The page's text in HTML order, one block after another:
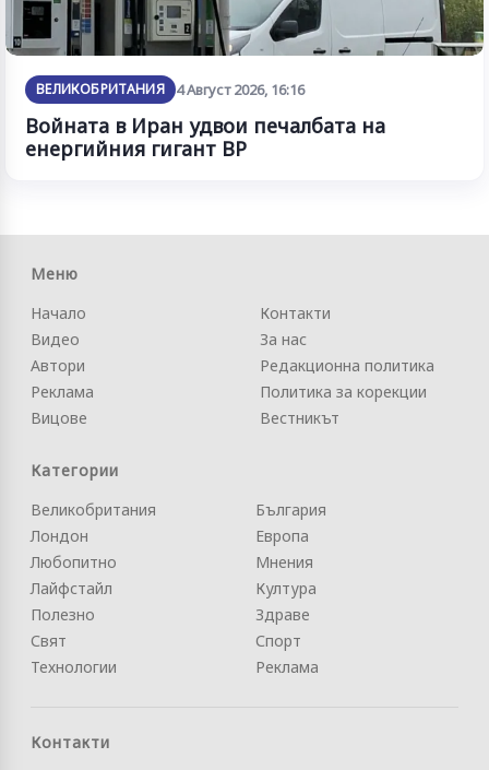
ВЕЛИКОБРИТАНИЯ 4 Август 2026, 16:16
Войната в Иран удвои печалбата на
енергийния гигант BP
Меню
Начало
Видео
Автори
Реклама
Вицове
Контакти
За нас
Редакционна политика
Политика за корекции
Вестникът
Категории
Великобритания
Лондон
Любопитно
Лайфстайл
Полезно
Свят
Технологии
България
Европа
Мнения
Култура
Здраве
Спорт
Реклама
Контакти